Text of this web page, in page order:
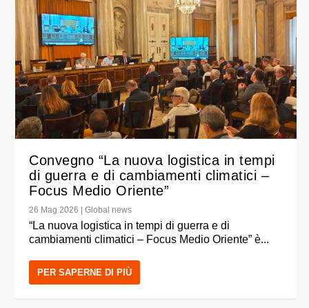
Convegno “La nuova logistica in tempi
di guerra e di cambiamenti climatici –
Focus Medio Oriente”
26 Mag 2026 |Global news
“La nuova logistica in tempi di guerra e di
cambiamenti climatici – Focus Medio Oriente” è...
PER SAPERNE DI PIÙ